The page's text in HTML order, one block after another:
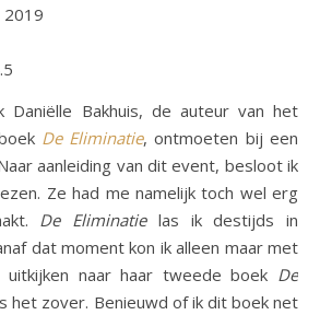
2019
Daniëlle Bakhuis, de auteur van het
De Eliminatie, ontmoeten bij een
aanleiding van dit event, besloot ik
Ze had me namelijk toch wel erg
De Eliminatielas ik destijds in
dat moment kon ik alleen maar met
uitkijken naar haar tweede boek De
het zover. Benieuwd of ik dit boek net